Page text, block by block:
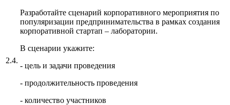
2.4.
Разработайте сценарий корпоративного мероприятия по
популяризации предпринимательства в рамках создания
корпоративной стартап – лаборатории.
В сценарии укажите:
- цель и задачи проведения
- продолжительность проведения
- количество участников